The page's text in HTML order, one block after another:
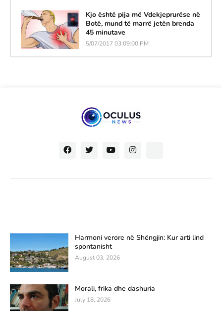
Kjo është pija më Vdekjeprurëse në
Botë, mund të marrë jetën brenda
45 minutave
5/07/2017 03:09:00 PM
Harmoni verore në Shëngjin: Kur arti lind
spontanisht
August 03, 2026
Morali, frika dhe dashuria
July 18, 2026